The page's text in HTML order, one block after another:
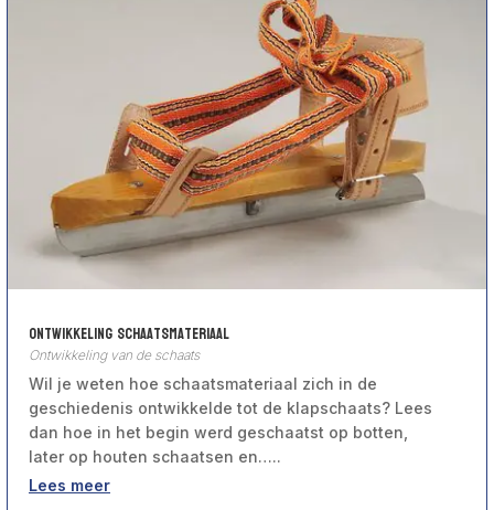
Ontwikkeling Schaatsmateriaal
Ontwikkeling van de schaats
Wil je weten hoe schaatsmateriaal zich in de
geschiedenis ontwikkelde tot de klapschaats? Lees
dan hoe in het begin werd geschaatst op botten,
later op houten schaatsen en…..
Lees meer